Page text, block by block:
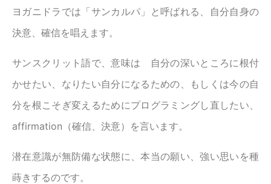
ヨガニドラでは「サンカルパ」と呼ばれる、自分自身の
決意、確信を唱えます。
サンスクリット語で、意味は 自分の深いところに根付
かせたい、なりたい自分になるための、もしくは今の自
分を根こそぎ変えるためにプログラミングし直したい、
affirmation（確信、決意）を言います。
潜在意識が無防備な状態に、本当の願い、強い思いを種
蒔きするのです。